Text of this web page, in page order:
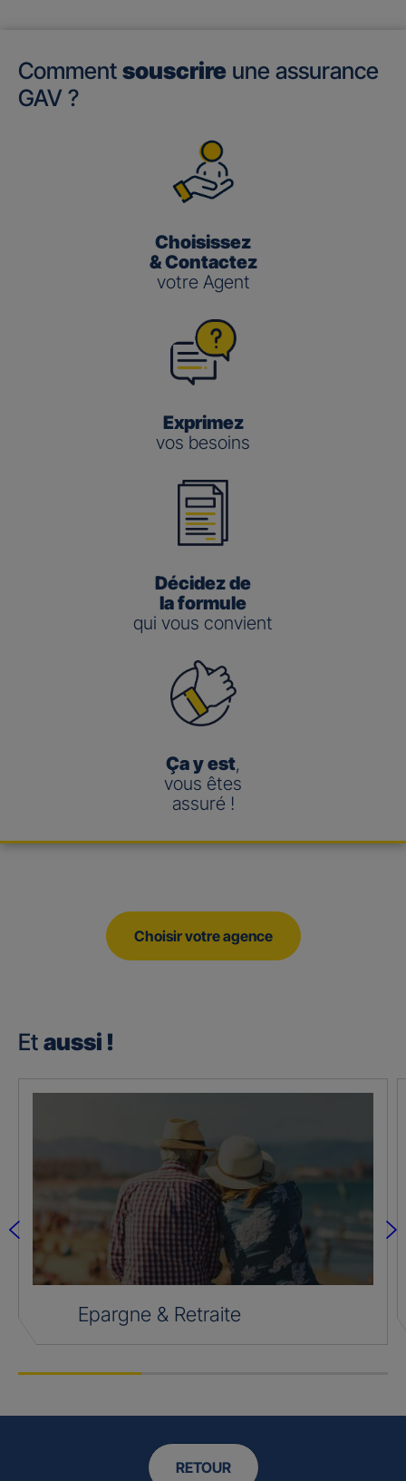
Comment souscrire une assurance
GAV ?
Choisissez
& Contactez
votre Agent
Exprimez
vos besoins
Décidez de
la formule
qui vous convient
Ça y est,
vous êtes
assuré !
Choisir votre agence
Et aussi !
Epargne & Retraite
RETOUR